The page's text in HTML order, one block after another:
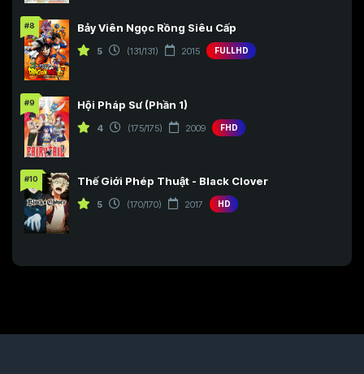
#8 Bảy Viên Ngọc Rồng Siêu Cấp
5 (131/131) 2015 FULLHD
#9 Hội Pháp Sư (Phần 1)
4 (175/175) 2009 FHD
#10 Thế Giới Phép Thuật - Black Clover
5 (170/170) 2017 HD